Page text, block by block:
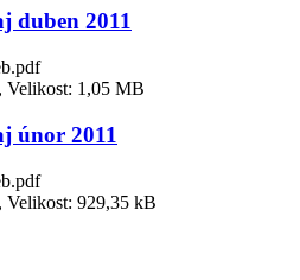
duben 2011
Velikost: 1,05 MB
únor 2011
Velikost: 929,35 kB